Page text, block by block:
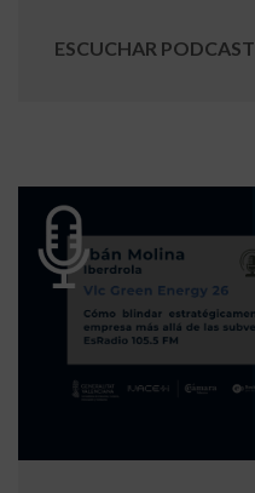
ESCUCHAR PODCAST